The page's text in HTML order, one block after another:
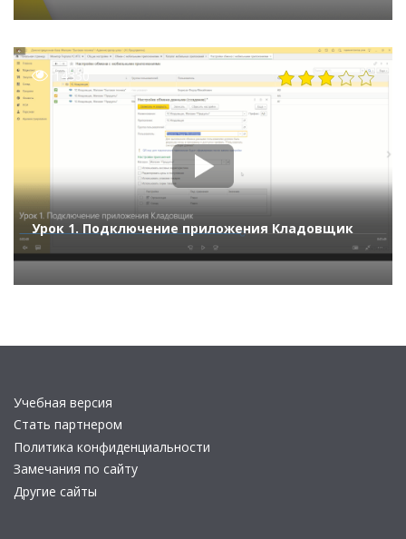
14330
Урок 1. Подключение приложения Кладовщик
Учебная версия
Стать партнером
Политика конфиденциальности
Замечания по сайту
Другие сайты